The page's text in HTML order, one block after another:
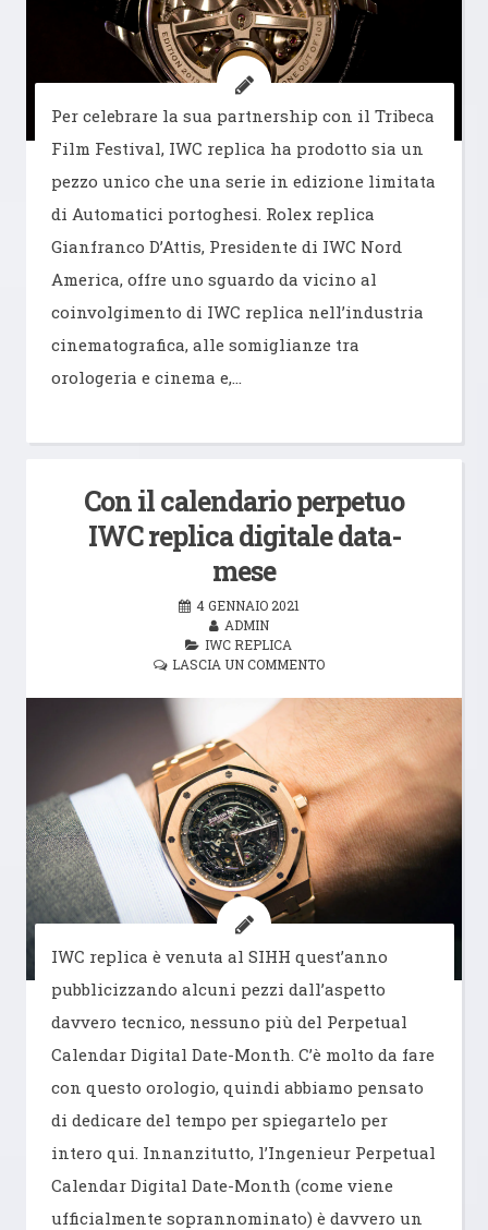
Per celebrare la sua partnership con il Tribeca
Film Festival, IWC replica ha prodotto sia un
pezzo unico che una serie in edizione limitata
di Automatici portoghesi. Rolex replica
Gianfranco D’Attis, Presidente di IWC Nord
America, offre uno sguardo da vicino al
coinvolgimento di IWC replica nell’industria
cinematografica, alle somiglianze tra
orologeria e cinema e,…
Con il calendario perpetuo
IWC replica digitale data-
mese
4 GENNAIO 2021
ADMIN
IWC REPLICA
LASCIA UN COMMENTO
IWC replica è venuta al SIHH quest’anno
pubblicizzando alcuni pezzi dall’aspetto
davvero tecnico, nessuno più del Perpetual
Calendar Digital Date-Month. C’è molto da fare
con questo orologio, quindi abbiamo pensato
di dedicare del tempo per spiegartelo per
intero qui. Innanzitutto, l’Ingenieur Perpetual
Calendar Digital Date-Month (come viene
ufficialmente soprannominato) è davvero un